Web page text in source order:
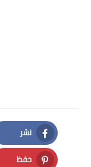
نشر
Facebook
حفظ